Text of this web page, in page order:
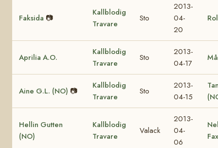
Faksida 📷
Kallblodig
Travare
Sto
2013-
04-
20
Aprilia A.O.
Kallblodig
Travare
Sto
2013-
04-17
Aine G.L. (NO) 📷
Kallblodig
Travare
Sto
2013-
04-15
Hellin Gutten
(NO)
Kallblodig
Travare
Valack
2013-
04-
06